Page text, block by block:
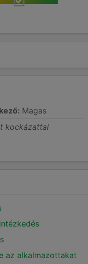
Magas
kockázattal
az alkalmazottakat